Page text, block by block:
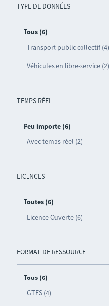
TYPE DE DONNÉES
Tous (6)
Transport public collectif (4)
Véhicules en libre-service (2)
TEMPS RÉEL
Peu importe (6)
Avec temps réel (2)
LICENCES
Toutes (6)
Licence Ouverte (6)
FORMAT DE RESSOURCE
Tous (6)
GTFS (4)